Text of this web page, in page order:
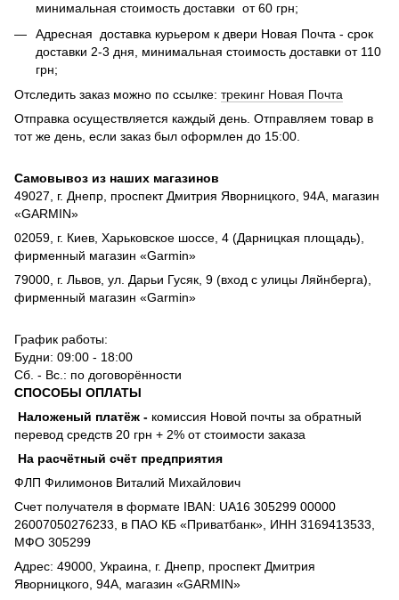
минимальная стоимость доставки от 60 грн;
Адресная доставка курьером к двери Новая Почта - срок
доставки 2-3 дня, минимальная стоимость доставки от 110
грн;
Отследить заказ можно по ссылке: трекинг Новая Почта
Отправка осуществляется каждый день. Отправляем товар в
тот же день, если заказ был оформлен до 15:00.
Самовывоз из наших магазинов
49027, г. Днепр, проспект Дмитрия Яворницкого, 94А, магазин
«GARMIN»
02059, г. Киев, Харьковское шоссе, 4 (Дарницкая площадь),
фирменный магазин «Garmin»
79000, г. Львов, ул. Дарьи Гусяк, 9 (вход с улицы Ляйнберга),
фирменный магазин «Garmin»
График работы:
Будни: 09:00 - 18:00
Сб. - Вс.: по договорённости
СПОСОБЫ ОПЛАТЫ
Наложеный платёж - комиссия Новой почты за обратный
перевод средств 20 грн + 2% от стоимости заказа
На расчётный счёт предприятия
ФЛП Филимонов Виталий Михайлович
Счет получателя в формате IBAN: UA16 305299 00000
26007050276233, в ПАО КБ «Приватбанк», ИНН 3169413533,
МФО 305299
Адрес: 49000, Украина, г. Днепр, проспект Дмитрия
Яворницкого, 94А, магазин «GARMIN»